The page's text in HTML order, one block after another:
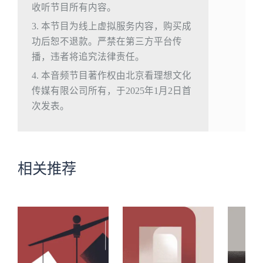
收听节目所有内容。
3. 本节目为线上虚拟服务内容，购买成
功后恕不退款。严禁在第三方平台传
播，违者将追究法律责任。
4. 本音频节目著作权由北京看理想文化
传媒有限公司所有，于2025年1月2日首
次发表。
相关推荐